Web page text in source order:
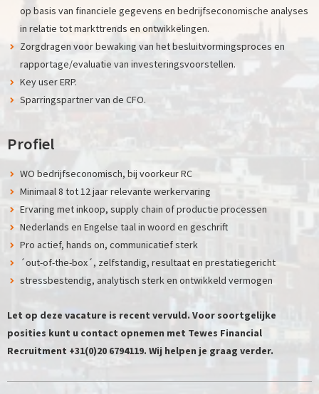
op basis van financiele gegevens en bedrijfseconomische analyses
in relatie tot markttrends en ontwikkelingen.
Zorgdragen voor bewaking van het besluitvormingsproces en
rapportage/evaluatie van investeringsvoorstellen.
Key user ERP.
Sparringspartner van de CFO.
Profiel
WO bedrijfseconomisch, bij voorkeur RC
Minimaal 8 tot 12 jaar relevante werkervaring
Ervaring met inkoop, supply chain of productie processen
Nederlands en Engelse taal in woord en geschrift
Pro actief, hands on, communicatief sterk
´out-of-the-box´, zelfstandig, resultaat en prestatiegericht
stressbestendig, analytisch sterk en ontwikkeld vermogen
Let op deze vacature is recent vervuld. Voor soortgelijke
posities kunt u contact opnemen met Tewes Financial
Recruitment +31(0)20 6794119. Wij helpen je graag verder.